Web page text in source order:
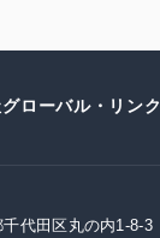
ローバル・リンク
代田区丸の内1-8-3